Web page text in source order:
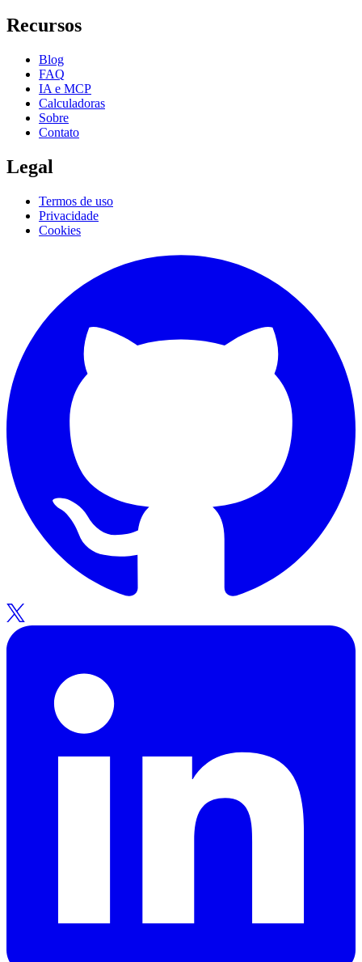
Recursos
Blog
FAQ
IA e MCP
Calculadoras
Sobre
Contato
Legal
Termos de uso
Privacidade
Cookies